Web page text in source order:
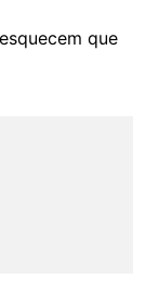
que